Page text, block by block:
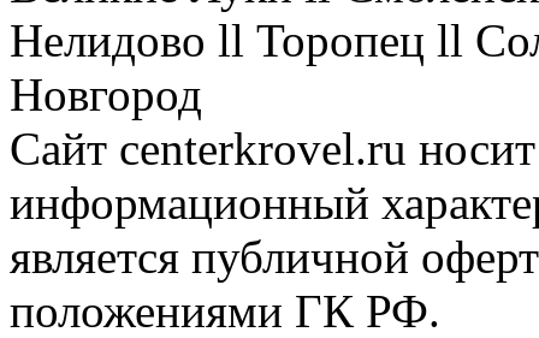
Нелидово ll Торопец ll
Новгород
Сайт centerkrovel.ru
информационный
является публичной
положениями ГК РФ.